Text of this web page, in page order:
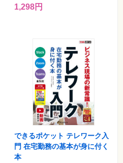
1,298円
できるポケット テレワーク入
門 在宅勤務の基本が身に付く
本